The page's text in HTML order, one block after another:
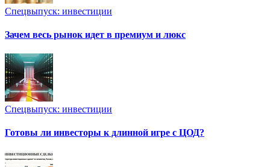
Спецвыпуск: инвестиции
Зачем весь рынок идет в премиум и люкс
Спецвыпуск: инвестиции
Готовы ли инвесторы к длинной игре с ЦОД?